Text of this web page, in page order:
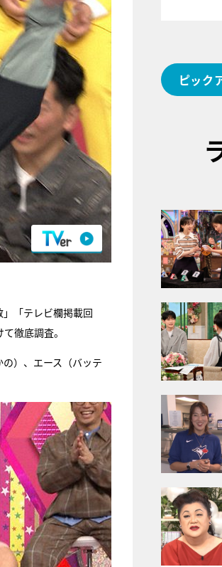
「テレビ欄掲載回
徹底調査。
）、エース（バッテ
ピック